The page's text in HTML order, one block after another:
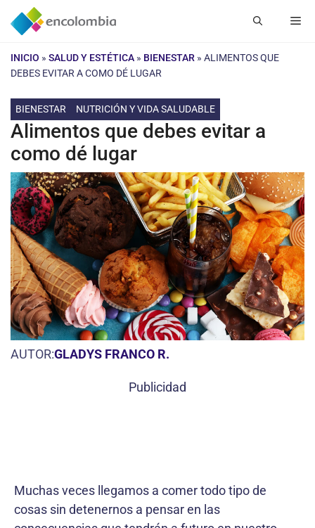
Saltar
INICIO » SALUD Y ESTÉTICA » BIENESTAR » ALIMENTOS QUE
DEBES EVITAR A COMO DÉ LUGAR
BIENESTAR NUTRICIÓN Y VIDA SALUDABLE
Alimentos que debes evitar a
como dé lugar
AUTOR:GLADYS FRANCO R.
Publicidad
Muchas veces llegamos a comer todo tipo de
cosas sin detenernos a pensar en las